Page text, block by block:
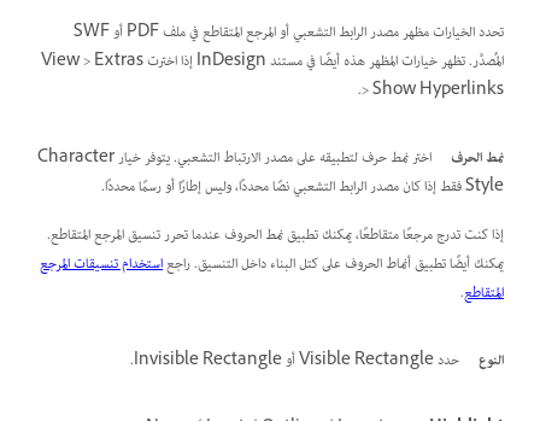
تحدد الخيارات مظهر مصدر الرابط التشعبي أو المرجع المتقاطع في ملف PDF أو SWF
المُصدَّر. تظهر خيارات المظهر هذه أيضًا في مستند InDesign إذا اخترت View > Extras
> Show Hyperlinks.
نمط الحرف
اختر نمط حرف لتطبيقه على مصدر الارتباط التشعبي. يتوفر خيار Character
Style فقط إذا كان مصدر الرابط التشعبي نصًا محددًا، وليس إطارًا أو رسمًا محددًا.
إذا كنت تدرج مرجعًا متقاطعًا، يمكنك تطبيق نمط الحروف عندما تحرر تنسيق المرجع المتقاطع.
يمكنك أيضًا تطبيق أنماط الحروف على كتل البناء داخل التنسيق. راجعاستخدام تنسيقات المرجع
المتقاطع.
النوع حدد Visible Rectangle أو Invisible Rectangle.